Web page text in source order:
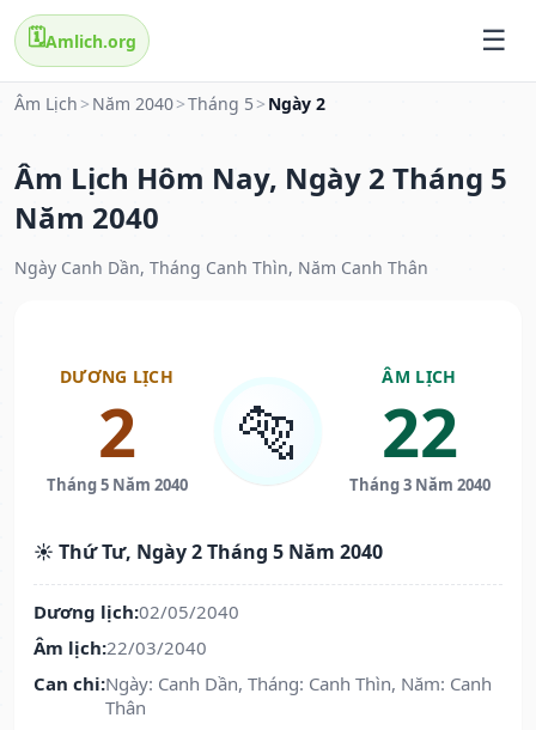
🗓️Amlich.org
Âm Lịch > Năm 2040>Tháng 5 > Ngày 2
Âm Lịch Hôm Nay, Ngày 2 Tháng 5
Năm 2040
Ngày Canh Dần, Tháng Canh Thìn, Năm Canh Thân
DƯƠNG LỊCH
2
Tháng 5 Năm 2040
🐅
ÂM LỊCH
22
Tháng 3 Năm 2040
☀️ Thứ Tư, Ngày 2 Tháng 5 Năm 2040
Dương lịch:02/05/2040
Âm lịch:22/03/2040
Can chi:Ngày: Canh Dần, Tháng: Canh Thìn, Năm: Canh
Thân